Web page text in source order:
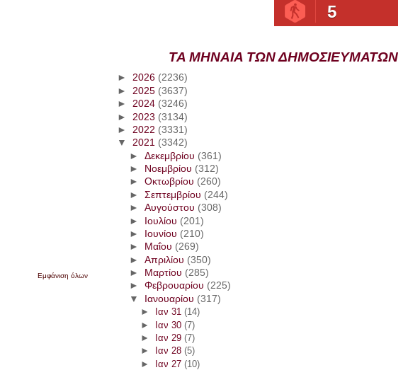
Εμφάνιση όλων
5
ΤΑ ΜΗΝΑΙΑ ΤΩΝ ΔΗΜΟΣΙΕΥΜΑΤΩΝ
►2026 (2236)
► 2025 (3637)
►2024 (3246)
► 2023 (3134)
► 2022 (3331)
▼2021 (3342)
► Δεκεμβρίου (361)
►
Νοεμβρίου (312)
► Οκτωβρίου (260)
► Σεπτεμβρίου (244)
► Αυγούστου (308)
► Ιουλίου (201)
►
Ιουνίου (210)
►
Μαΐου (269)
► Απριλίου (350)
►
Μαρτίου (285)
► Φεβρουαρίου (225)
▼
Ιανουαρίου (317)
►
Ιαν 31 (14)
► Ιαν 30 (7)
►
Ιαν 29 (7)
►
Ιαν 28 (5)
► Ιαν 27 (10)